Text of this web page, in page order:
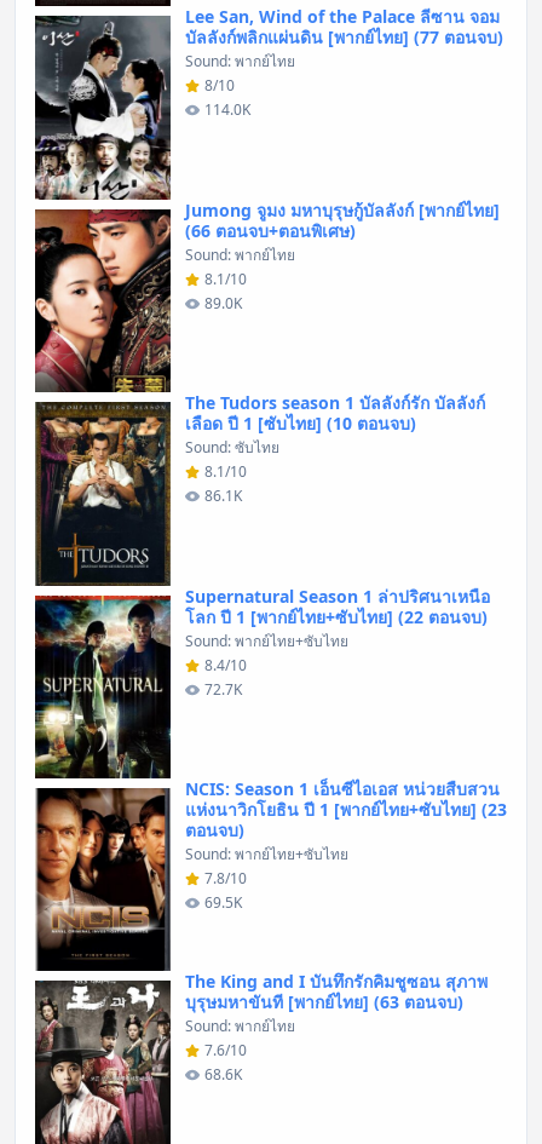
Lee San, Wind of the Palace ลีซาน จอม
บัลลังก์พลิกแผ่นดิน [พากย์ไทย] (77 ตอนจบ)
Sound: พากย์ไทย
8/10
114.0K
Jumong จูมง มหาบุรุษกู้บัลลังก์ [พากย์ไทย]
(66 ตอนจบ+ตอนพิเศษ)
Sound: พากย์ไทย
8.1/10
89.0K
The Tudors season 1 บัลลังก์รัก บัลลังก์
เลือด ปี 1 [ซับไทย] (10 ตอนจบ)
Sound: ซับไทย
8.1/10
86.1K
Supernatural Season 1 ล่าปริศนาเหนือ
โลก ปี 1 [พากย์ไทย+ซับไทย] (22 ตอนจบ)
Sound: พากย์ไทย+ซับไทย
8.4/10
72.7K
NCIS: Season 1 เอ็นซีไอเอส หน่วยสืบสวน
แห่งนาวิกโยธิน ปี 1 [พากย์ไทย+ซับไทย] (23
ตอนจบ)
Sound: พากย์ไทย+ซับไทย
7.8/10
69.5K
The King and I บันทึกรักคิมชูซอน สุภาพ
บุรุษมหาขันที [พากย์ไทย] (63 ตอนจบ)
Sound: พากย์ไทย
7.6/10
68.6K